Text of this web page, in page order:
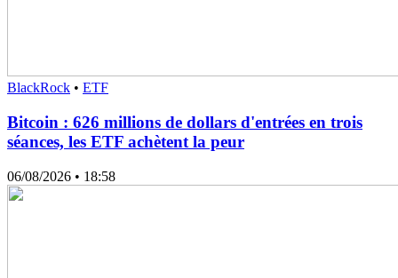
BlackRock • ETF
Bitcoin : 626 millions de dollars d'entrées en trois
séances, les ETF achètent la peur
06/08/2026 • 18:58